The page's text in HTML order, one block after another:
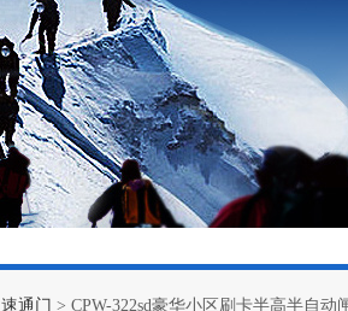
速通门 > CPW-322sd豪华小区刷卡半高半自动